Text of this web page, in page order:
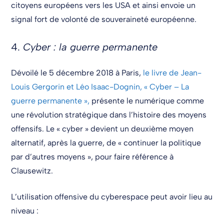
citoyens européens vers les USA et ainsi envoie un
signal fort de volonté de souveraineté européenne.
4. Cyber : la guerre permanente
Dévoilé le 5 décembre 2018 à Paris, le livre de Jean-
Louis Gergorin et Léo Isaac-Dognin, « Cyber – La
guerre permanente », présente le numérique comme
une révolution stratégique dans l’histoire des moyens
offensifs. Le « cyber » devient un deuxième moyen
alternatif, après la guerre, de « continuer la politique
par d’autres moyens », pour faire référence à
Clausewitz.
L’utilisation offensive du cyberespace peut avoir lieu au
niveau :